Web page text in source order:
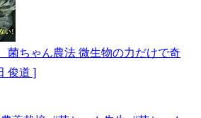
ちゃん農法 微生物の力だけで奇
俊道 ]